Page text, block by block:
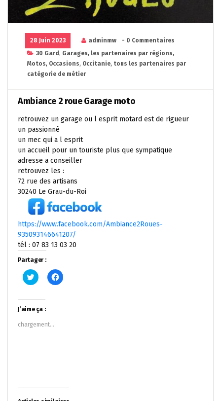
28 Juin 2023 adminmw
- 0 Commentaires
30 Gard, Garages, les partenaires par régions,
Motos, Occasions, Occitanie, tous les partenaires par
catégorie de métier
Ambiance 2 roue Garage moto
retrouvez un garage ou l esprit motard est de rigueur
un passionné
un mec qui a l esprit
un accueil pour un touriste plus que sympatique
adresse a conseiller
retrouvez les :
72 rue des artisans
30240 Le Grau-du-Roi
https://www.facebook.com/Ambiance2Roues-
935093146641207/
tél : 07 83 13 03 20
Partager :
Cliquez
pour
Twitter(ouvre
dans
une
nouvelle
fenêtre)
Cliquez
pour
J’aime ça :
chargement…